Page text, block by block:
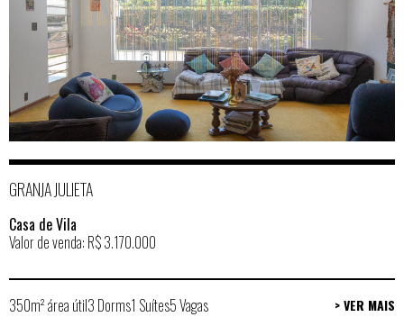
GRANJA JULIETA
Casa de Vila
Valor de venda: R$ 3.170.000
350m² área útil3 Dorms1 Suítes5 Vagas > VER MAIS